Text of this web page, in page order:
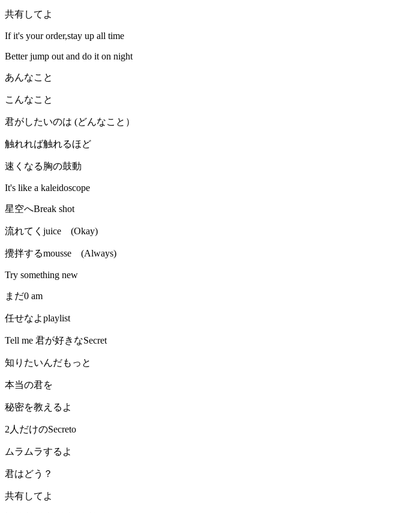
共有してよ
If it's your order,stay up all time
Better jump out and do it on night
あんなこと
こんなこと
君がしたいのは (どんなこと）
触れれば触れるほど
速くなる胸の鼓動
It's like a kaleidoscope
星空へBreak shot
流れてくjuice (Okay)
攪拌するmousse (Always)
Try something new
まだ0 am
任せなよplaylist
Tell me 君が好きなSecret
知りたいんだもっと
本当の君を
秘密を教えるよ
2人だけのSecreto
ムラムラするよ
君はどう？
共有してよ